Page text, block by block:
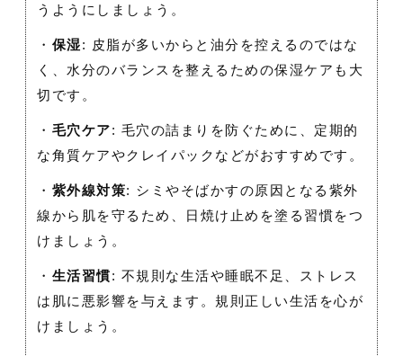
うようにしましょう。
・ 保湿: 皮脂が多いからと油分を控えるのではな
く、水分のバランスを整えるための保湿ケアも大
切です。
・ 毛穴ケア: 毛穴の詰まりを防ぐために、定期的
な角質ケアやクレイパックなどがおすすめです。
・ 紫外線対策: シミやそばかすの原因となる紫外
線から肌を守るため、日焼け止めを塗る習慣をつ
けましょう。
・ 生活習慣: 不規則な生活や睡眠不足、ストレス
は肌に悪影響を与えます。規則正しい生活を心が
けましょう。